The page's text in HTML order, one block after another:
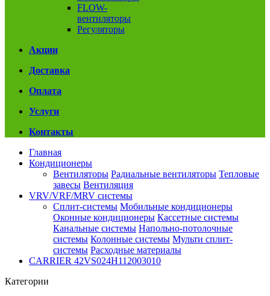
FLOW-
вентиляторы
Регуляторы
Акции
Доставка
Оплата
Услуги
Контакты
Главная
Кондиционеры
Вентиляторы Радиальные вентиляторы Тепловые
завесы Вентиляция
VRV/VRF/MRV системы
Сплит-системы Мобильные кондиционеры
Оконные кондиционеры Кассетные системы
Канальные системы Напольно-потолочные
системы Колонные системы Мульти сплит-
системы Расходные материалы
CARRIER 42VS024H112003010
Категории